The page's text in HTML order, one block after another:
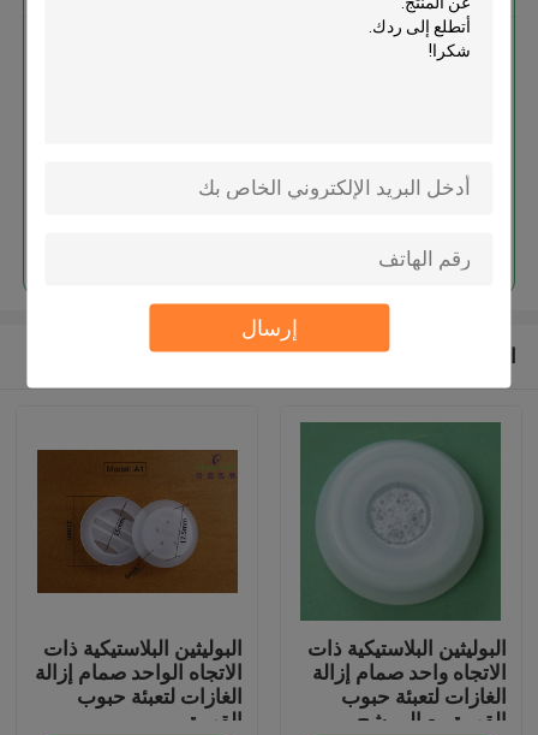
إرسال
المنتجات الموصى بها
البوليثين البلاستيكية ذات
الاتجاه واحد صمام إزالة
الغازات لتعبئة حبوب
القهوة مع المرشح
البوليثين البلاستيكية ذات
الاتجاه الواحد صمام إزالة
الغازات لتعبئة حبوب
القهوة